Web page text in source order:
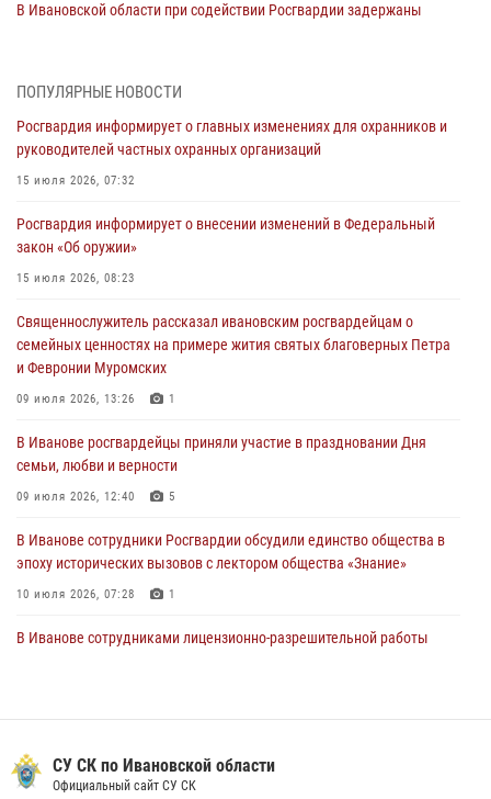
В Ивановской области при содействии Росгвардии задержаны
празднования Дня Крещения Руси
28 июля 2026, 08:57
Росгвардии для ивановской молодежи
27 июля 2026, 14:10
занятие с вопитанниками детского лагеря
Координационный совет по взаимодействию с частными
Ивановской области
ПОПУЛЯРНЫЕ НОВОСТИ
Росгвардия информирует о главных изменениях для охранников и
руководителей частных охранных организаций
15 июля 2026, 07:32
Росгвардия информирует о внесении изменений в Федеральный
закон «Об оружии»
15 июля 2026, 08:23
Священнослужитель рассказал ивановским росгвардейцам о
семейных ценностях на примере жития святых благоверных Петра
и Февронии Муромских
09 июля 2026, 13:26 1
В Иванове росгвардейцы приняли участие в праздновании Дня
семьи, любви и верности
09 июля 2026, 12:40 5
В Иванове сотрудники Росгвардии обсудили единство общества в
эпоху исторических вызовов с лектором общества «Знание»
10 июля 2026, 07:28 1
В Иванове сотрудниками лицензионно-разрешительной работы
более 250 единиц оружия
08 июля 2026, 09:39
СУ СК по Ивановской области
Официальный сайт СУ СК